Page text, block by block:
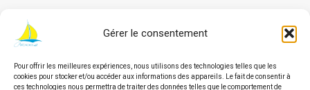
Gérer le consentement
Pour offrir les meilleures expériences, nous utilisons des technologies telles que les
cookies pour stocker et/ou accéder aux informations des appareils. Le fait de consentir à
ces technologies nous permettra de traiter des données telles que le comportement de
l’article
© 2026 Asbl Autonomie | Service